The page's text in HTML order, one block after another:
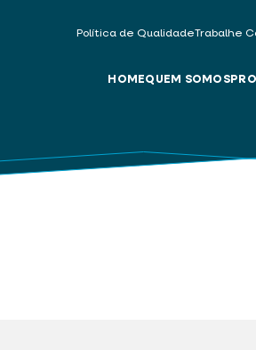
Política de QualidadeTrabalhe
HOMEQUEM SOMOS